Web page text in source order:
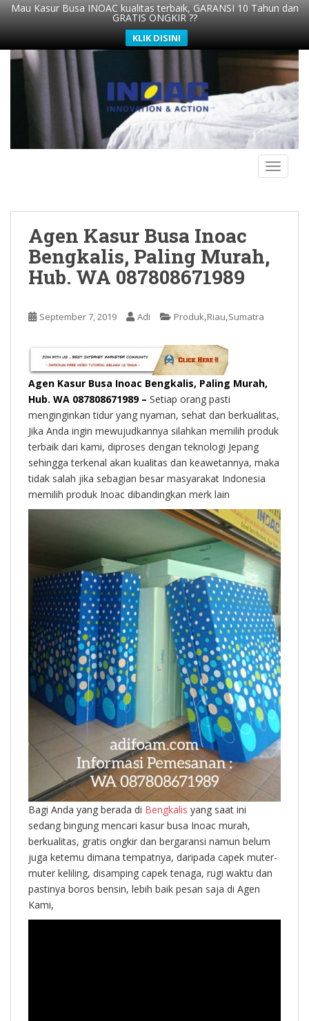
Mau Kasur Busa INOAC kualitas terbaik, GARANSI 10 Tahun dan
GRATIS ONGKIR ??
KLIK DISINI
Agen Kasur Busa Inoac
Bengkalis, Paling Murah,
Hub. WA 087808671989
September 7, 2019 Adi Produk,Riau,Sumatra
Agen Kasur Busa Inoac Bengkalis, Paling Murah,
Hub. WA 087808671989 – Setiap orang pasti
menginginkan tidur yang nyaman, sehat dan berkualitas,
Jika Anda ingin mewujudkannya silahkan memilih produk
terbaik dari kami, diproses dengan teknologi Jepang
sehingga terkenal akan kualitas dan keawetannya, maka
tidak salah jika sebagian besar masyarakat Indonesia
memilih produk Inoac dibandingkan merk lain
Bagi Anda yang berada di Bengkalis yang saat ini
sedang bingung mencari kasur busa Inoac murah,
berkualitas, gratis ongkir dan bergaransi namun belum
juga ketemu dimana tempatnya, daripada capek muter-
muter keliling, disamping capek tenaga, rugi waktu dan
pastinya boros bensin, lebih baik pesan saja di Agen
Kami,